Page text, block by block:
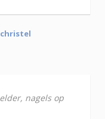
nagels op